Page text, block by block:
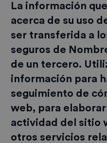
La información
acerca de su uso
ser transferida a
seguros de
de un tercero.
información para
seguimiento de
web, para
actividad del sitio
otros servicios